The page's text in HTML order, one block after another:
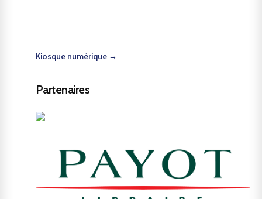
Kiosque numérique →
Partenaires